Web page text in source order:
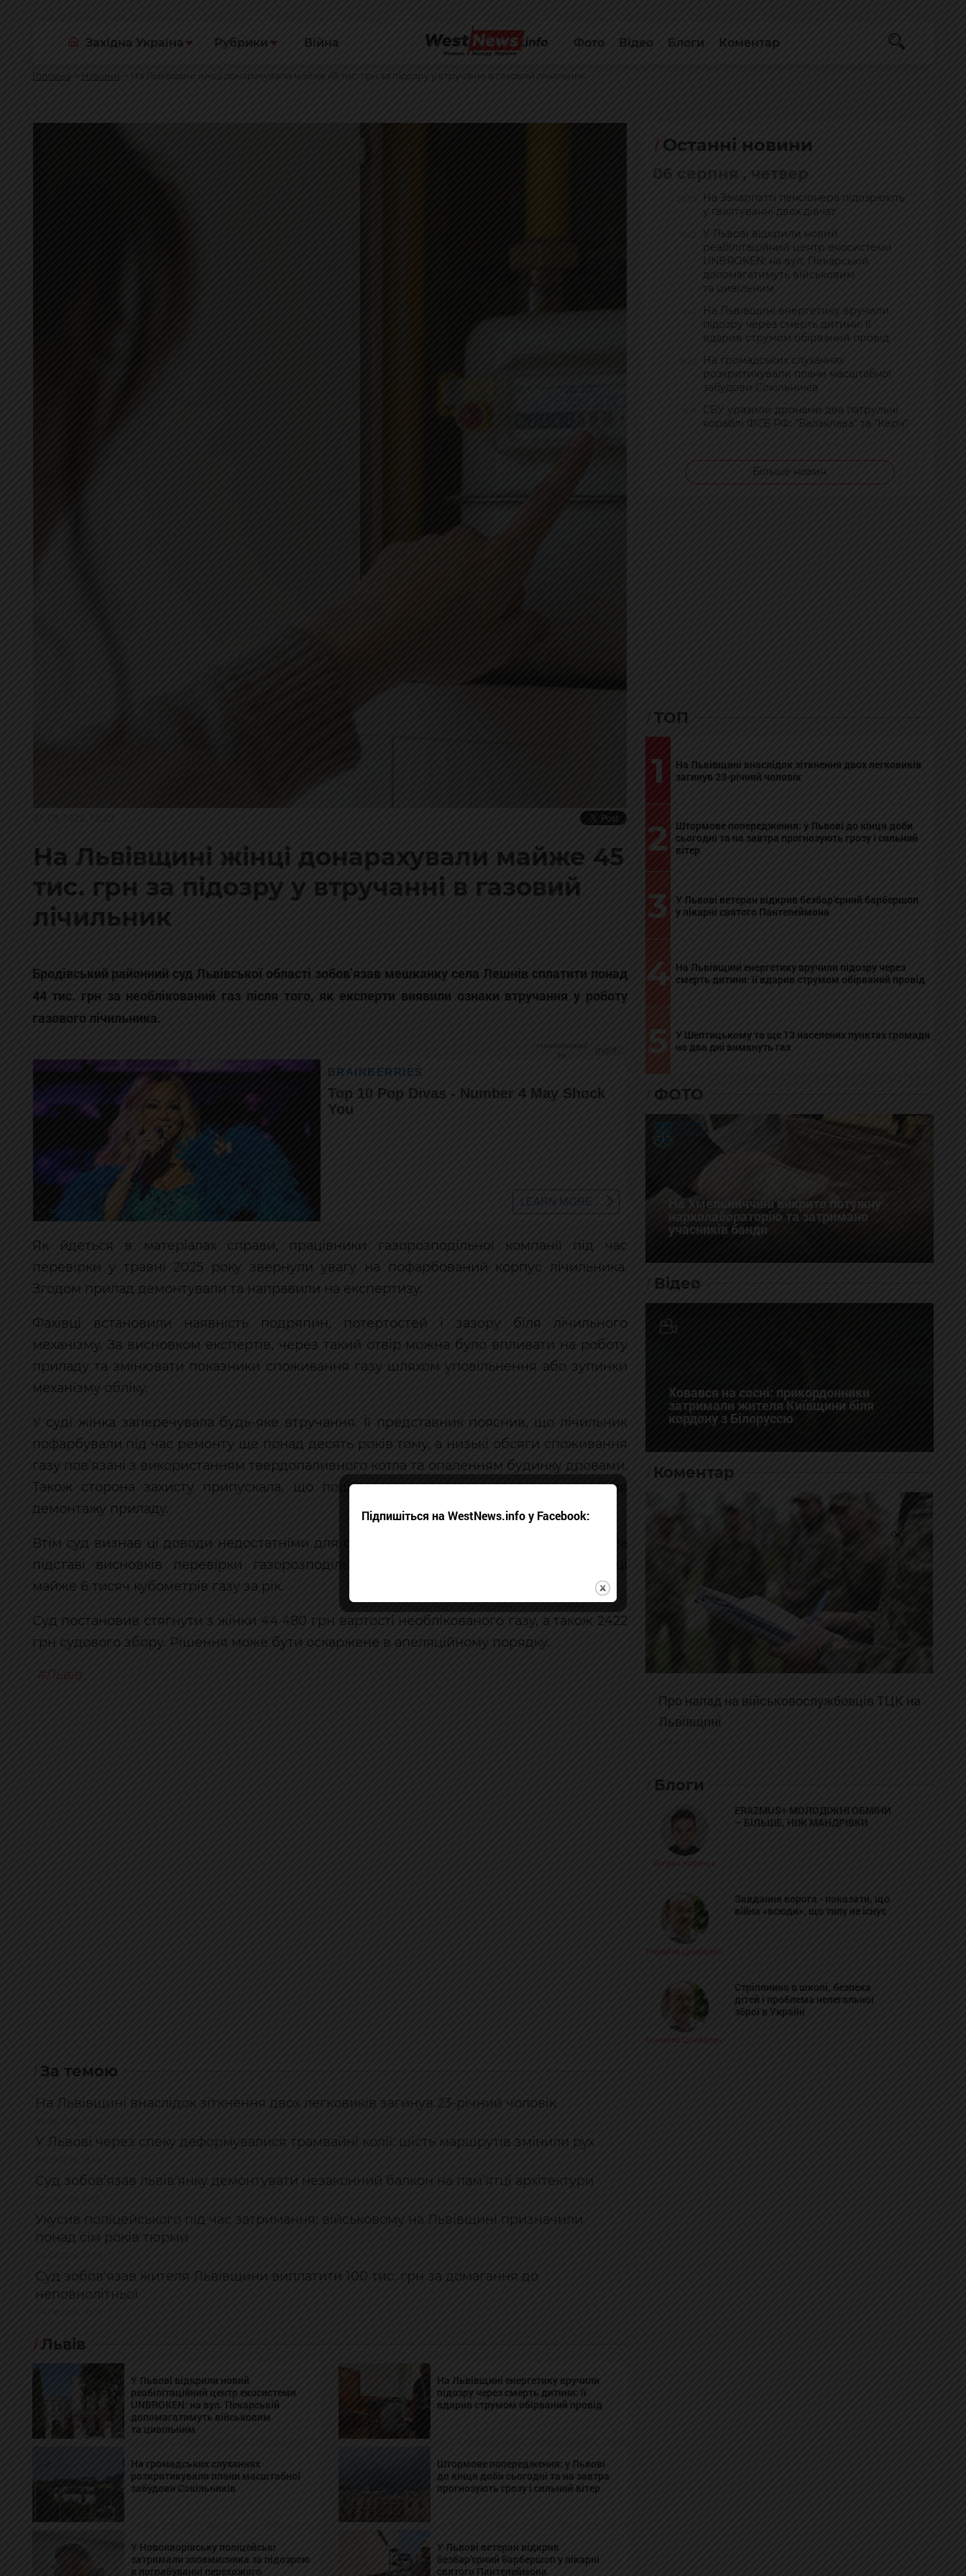
Західна Україна Рубрики Війна Фото Відео Блоги Коментар
Головна Новини На Львівщині жінці донарахували майже 45 тис. грн за підозру у втручанні в газовий лічильник
На Львівщині жінці донарахували майже 45
тис. грн за підозру у втручанні в газовий
лічильник
Бродівський районний суд Львівської області зобов’язав мешканку села Лешнів сплатити понад
44 тис. грн за необлікований газ після того, як експерти виявили ознаки втручання у роботу
газового лічильника.
Як йдеться в матеріалах справи, працівники газорозподільної компанії під час
перевірки у травні 2025 року звернули увагу на пофарбований корпус лічильника.
Згодом прилад демонтували та направили на експертизу.
Фахівці встановили наявність подряпин, потертостей і зазору біля лічильного
механізму. За висновком експертів, через такий отвір можна було впливати на роботу
приладу та змінювати показники споживання газу шляхом уповільнення або зупинки
механізму обліку.
У суді жінка заперечувала будь-яке втручання. Її представник пояснив, що лічильник
пофарбували під час ремонту ще понад десять років тому, а низькі обсяги споживання
газу пов’язані з використанням твердопаливного котла та опаленням будинку дровами.
Також сторона захисту припускала, що пошкодження могли виникнути вже після
демонтажу приладу.
Втім суд визнав ці доводи недостатніми для спростування результатів експертизи. На
підставі висновків перевірки газорозподільна компанія донарахувала споживачці
майже 6 тисяч кубометрів газу за рік.
Суд постановив стягнути з жінки 44 480 грн вартості необлікованого газу, а також 2422
грн судового збору. Рішення може бути оскаржене в апеляційному порядку.
Львів
За темою
На Львівщині внаслідок зіткнення двох легковиків загинув 23-річний чоловік
У Львові через спеку деформувалися трамвайні колії: шість маршрутів змінили рух
Суд зобов’язав львів’янку демонтувати незаконний балкон на пам’ятці архітектури
Укусив поліцейського під час затримання: військовому на Львівщині призначили
понад сім років тюрми
Суд зобов'язав жителя Львівщини виплатити 100 тис. грн за домагання до
неповнолітньої
Львів
У Львові відкрили новий
реабілітаційний центр екосистеми
UNBROKEN: на вул. Пекарській
допомагатимуть військовим
та цивільним
На Львівщині енергетику вручили
підозру через смерть дитини: її
вдарив струмом обірваний провід
На громадських слуханнях
розкритикували плани масштабної
забудови Сокільників
Штормове попередження: у Львові
до кінця доби сьогодні та на завтра
прогнозують грозу і сильний вітер
У Новояворівську поліцейські
затримали зловмисника за підозрою
в пограбуванні перехожого
У Львові ветеран відкрив
безбар’єрний барбершоп у лікарні
святого Пантелеймона
Останні новини
06 серпня , четвер
На Закарпатті пенсіонера підозрюють
у ґвалтуванні двох дівчат
У Львові відкрили новий
реабілітаційний центр екосистеми
UNBROKEN: на вул. Пекарській
допомагатимуть військовим
та цивільним
На Львівщині енергетику вручили
підозру через смерть дитини: її
вдарив струмом обірваний провід
На громадських слуханнях
розкритикували плани масштабної
забудови Сокільників
СБУ уразили дронами два патрульні
кораблі ФСБ РФ: "Балаклава" та "Керч"
Більше новин
ТОП
1
На Львівщині внаслідок зіткнення двох легковиків
загинув 23-річний чоловік
2
Штормове попередження: у Львові до кінця доби
сьогодні та на завтра прогнозують грозу і сильний
вітер
3
У Львові ветеран відкрив безбар’єрний барбершоп
у лікарні святого Пантелеймона
4 На Львівщині енергетику вручили підозру через
смерть дитини: її вдарив струмом обірваний провід
5
У Шептицькому та ще 13 населених пунктах громади
на два дні вимкнуть газ
ФОТО
На Хмельниччині викрито потужну
нарколабораторію та затримано
учасників банди
Відео
Ховався на сосні: прикордонники
затримали жителя Київщини біля
кордону з Білоруссю
Коментар
Про напад на військовослужбовців ТЦК на
Львівщині
Блоги
Богдан Козійчук
ERAZMUS+ МОЛОДІЖНІ ОБМІНИ
– БІЛЬШЕ, НІЖ МАНДРІВКИ
Михайло Цимбалюк
Завдання ворога - показати, що
війна «всюди», що тилу не існує
Михайло Цимбалюк
Стрілянина в школі, безпека
дітей і проблема нелегальної
зброї в Україні
Підпишіться на WestNews.info у Facebook: